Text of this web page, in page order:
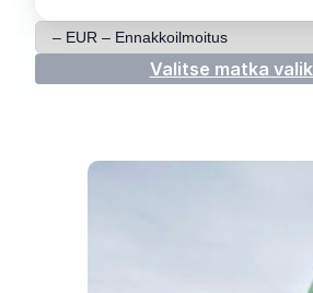
Valitse matka
Valitse matka